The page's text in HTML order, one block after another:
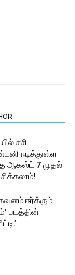
சசி
நடித்துள்ள
ஆகஸ்ட் 7 முதல்
ஈர்க்கும்
படத்தின்